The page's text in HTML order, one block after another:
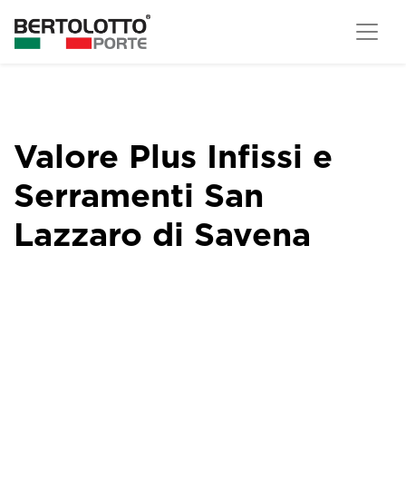
Valore Plus Infissi e
Serramenti San
Lazzaro di Savena